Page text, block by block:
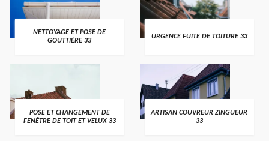
NETTOYAGE ET POSE DE
GOUTTIÈRE 33
URGENCE FUITE DE TOITURE 33
POSE ET CHANGEMENT DE
FENÊTRE DE TOIT ET VELUX 33
ARTISAN COUVREUR ZINGUEUR
33